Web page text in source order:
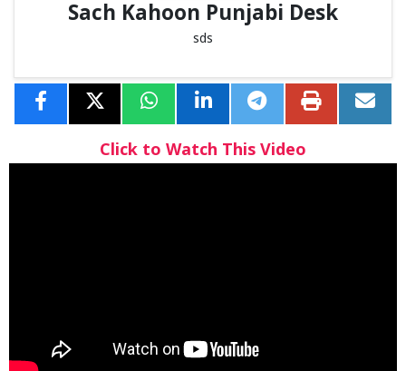
Sach Kahoon Punjabi Desk
sds
Click to Watch This Video